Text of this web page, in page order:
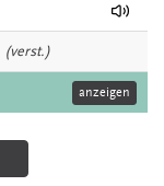
(verst.)
anzeigen